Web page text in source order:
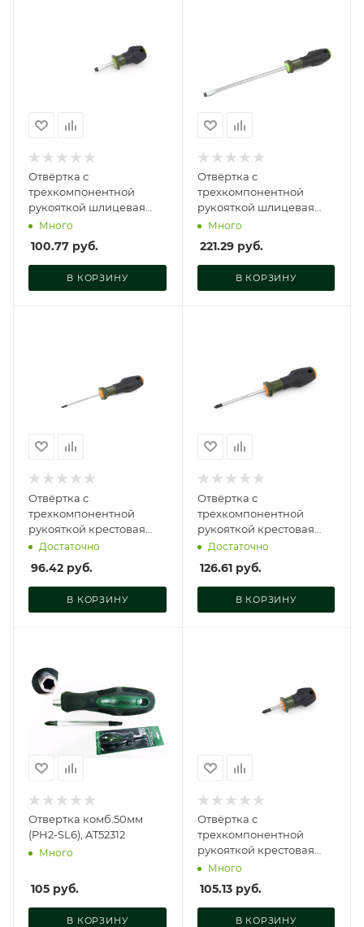
Отвёртка c
трехкомпонентной
рукояткой шлицевая
6,5×38 мм, 721062
Много
100.77 руб.
В КОРЗИНУ
Отвёртка c
трехкомпонентной
рукояткой шлицевая
8×200 мм, 721088
Много
221.29руб.
В КОРЗИНУ
Отвёртка c
трехкомпонентной
рукояткой крестовая
РН0×75 мм, 722003
Достаточно
96.42 руб.
В КОРЗИНУ
Отвёртка c
трехкомпонентной
рукояткой крестовая
РН1×150 мм, 722016
Достаточно
126.61руб.
В КОРЗИНУ
Отвертка комб.50мм
(PH2-SL6), AT52312
Много
105 руб.
В КОРЗИНУ
Отвёртка c
трехкомпонентной
рукояткой крестовая
РН2×38 мм, 722022
Много
105.13руб.
В КОРЗИНУ